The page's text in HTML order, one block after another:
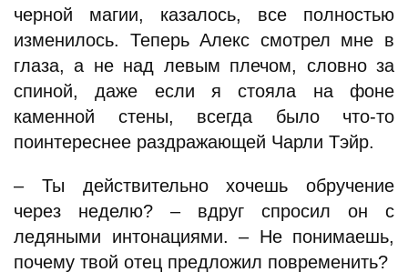
черной магии, казалось, все полностью
изменилось. Теперь Алекс смотрел мне в
глаза, а не над левым плечом, словно за
спиной, даже если я стояла на фоне
каменной стены, всегда было что-то
поинтереснее раздражающей Чарли Тэйр.
– Ты действительно хочешь обручение
через неделю? – вдруг спросил он с
ледяными интонациями. – Не понимаешь,
почему твой отец предложил повременить?